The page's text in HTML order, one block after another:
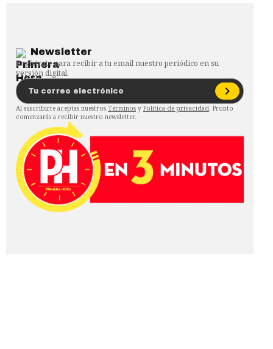
Newsletter
Regístrate para recibir a tu email nuestro periódico en su
versión digital.
Al suscribirte aceptas nuestros Términos y Política de privacidad. Pronto
comenzarás a recibir nuestro newsletter.